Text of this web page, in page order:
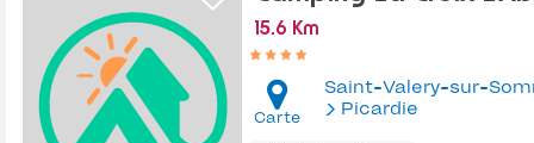
15.6 Km
Carte
Saint-Valery-sur-
Picardie